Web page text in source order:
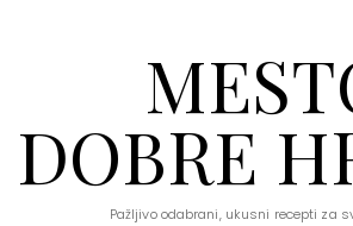
DOBRE
Pažljivo odabrani, ukusni recepti za